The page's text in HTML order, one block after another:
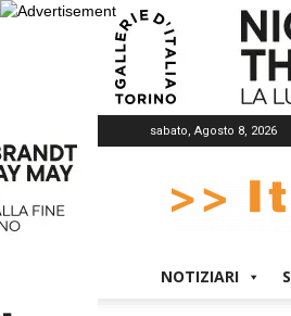
sabato, Agosto 8, 2026
NOTIZIARI